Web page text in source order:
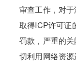
审查工作，对
取得ICP许可证
罚款，严重的
切利用网络资